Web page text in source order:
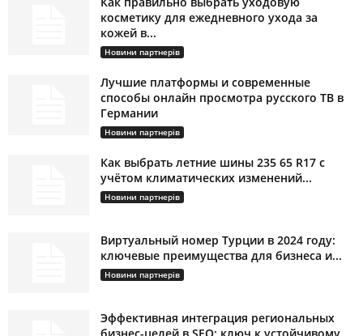
косметику для ежедневного ухода за
кожей в...
Новини партнерів
Лучшие платформы и современные
способы онлайн просмотра русского ТВ в
Германии
Новини партнерів
Как выбрать летние шины 235 65 R17 с
учётом климатических изменений...
Новини партнерів
Виртуальный номер Турции в 2024 году:
ключевые преимущества для бизнеса и...
Новини партнерів
Эффективная интеграция региональных
бизнес-целей в SEO: ключ к устойчивому